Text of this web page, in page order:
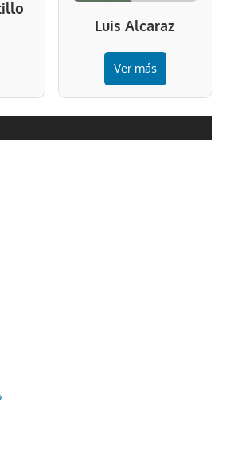
Luis Alcaraz
Ver más